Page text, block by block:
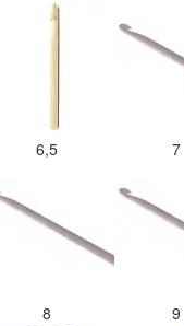
6,5 7
8 9